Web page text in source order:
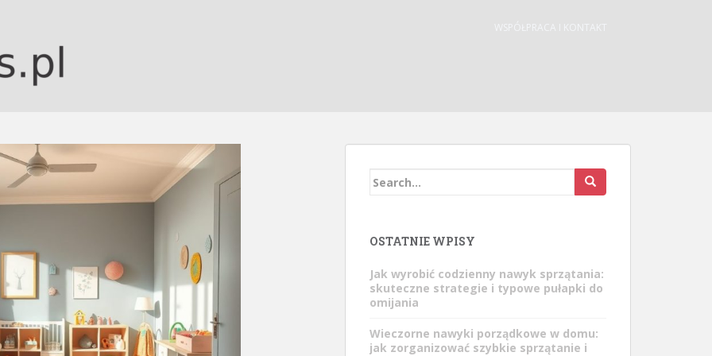
WSPÓŁPRACA I KONTAKT
Search
OSTATNIE WPISY
Jak wyrobić codzienny nawyk sprzątania:
skuteczne strategie i typowe pułapki do
omijania
Wieczorne nawyki porządkowe w domu:
jak zorganizować szybkie sprzątanie i